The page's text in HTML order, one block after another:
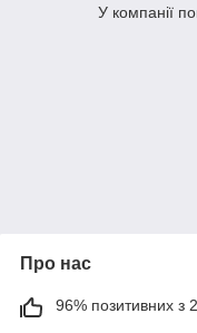
У компанії
Про нас
96% позитивних з